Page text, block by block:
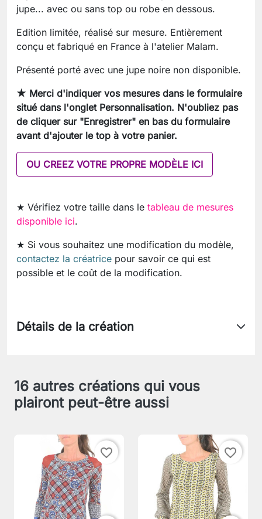
jupe... avec ou sans top ou robe en dessous.
Edition limitée, réalisé sur mesure. Entièrement
conçu et fabriqué en France à l'atelier Malam.
Présenté porté avec une jupe noire non disponible.
★ Merci d'indiquer vos mesuresdans le formulaire
situé dans l'onglet Personnalisation. N'oubliez pas
de cliquer sur "Enregistrer" en bas du formulaire
avant d'ajouter le top à votre panier.
OU CREEZ VOTRE PROPRE MODÈLE ICI
★ Vérifiez votre taille dans le tableau de mesures
disponible ici.
★ Si vous souhaitez une modification du modèle,
contactez la créatrice pour savoir ce qui est
possible et le coût de la modification.
Détails de la création
16 autres créations qui vous
plairont peut-être aussi
favorite_border favorite_border